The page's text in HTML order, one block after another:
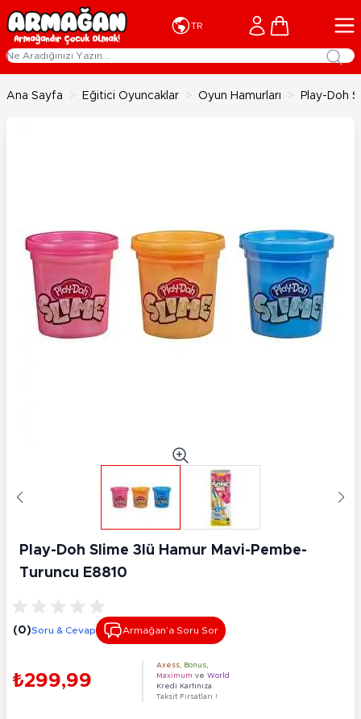
İçeriğe geç
TR Cart
Ana Sayfa > Eğitici Oyuncaklar > Oyun Hamurları > Play-Doh
Play-Doh Slime 3lü Hamur Mavi-Pembe-
Turuncu E8810
(0)Soru & Cevap Armağan’a Soru Sor
₺299,99
Axess Bonus
Maximum ve World
Kredi Kartınıza
Taksit Fırsatları !